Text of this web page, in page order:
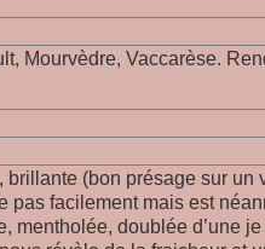
Mourvèdre, Vaccarèse.
brillante (bon présage sur un
pas facilement mais est
mentholée, doublée d’une